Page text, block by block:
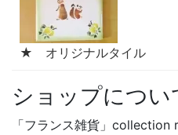
★ オリジナルタイル
ショップについ
「フランス雑貨」